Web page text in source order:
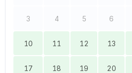
3 4 5 6
10 11 12 13
17 18 19 20